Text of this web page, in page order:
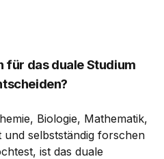
für das duale Studium
Biologie, Mathematik,
und selbstständig forschen
ist das duale